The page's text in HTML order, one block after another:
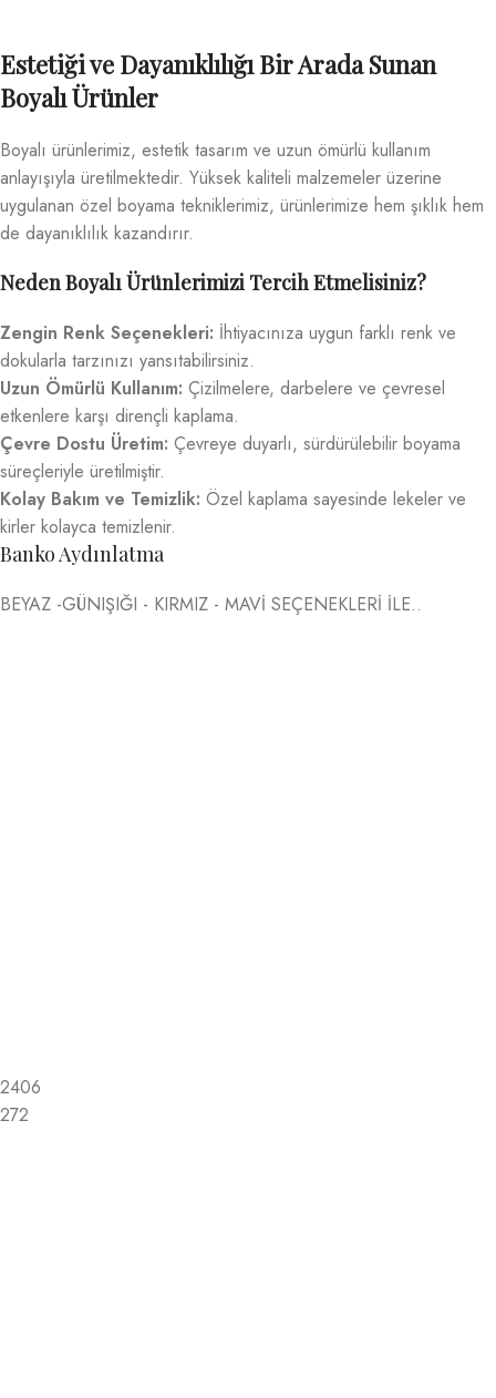
Estetiği ve Dayanıklılığı Bir Arada Sunan
Boyalı Ürünler
Boyalı ürünlerimiz, estetik tasarım ve uzun ömürlü kullanım
anlayışıyla üretilmektedir. Yüksek kaliteli malzemeler üzerine
uygulanan özel boyama tekniklerimiz, ürünlerimize hem şıklık hem
de dayanıklılık kazandırır.
Neden Boyalı Ürünlerimizi Tercih Etmelisiniz?
Zengin Renk Seçenekleri: İhtiyacınıza uygun farklı renk ve
dokularla tarzınızı yansıtabilirsiniz.
Uzun Ömürlü Kullanım: Çizilmelere, darbelere ve çevresel
etkenlere karşı dirençli kaplama.
Çevre Dostu Üretim: Çevreye duyarlı, sürdürülebilir boyama
süreçleriyle üretilmiştir.
Kolay Bakım ve Temizlik: Özel kaplama sayesinde lekeler ve
kirler kolayca temizlenir.
Banko Aydınlatma
BEYAZ -GÜNIŞIĞI - KIRMIZ - MAVİ SEÇENEKLERİ İLE..
2406
272